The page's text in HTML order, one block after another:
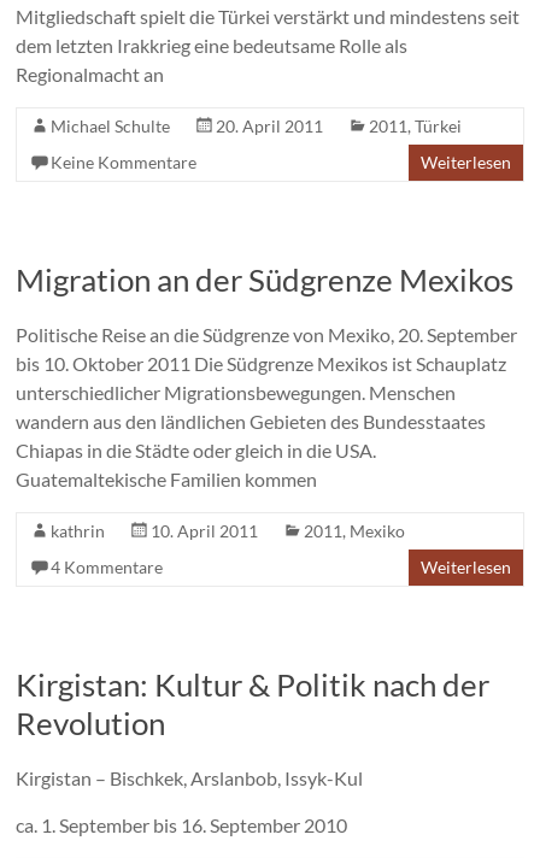
Mitgliedschaft spielt die Türkei verstärkt und mindestens seit
dem letzten Irakkrieg eine bedeutsame Rolle als
Regionalmacht an
Michael Schulte 20. April 2011 2011,Türkei
Keine Kommentare
Weiterlesen
Migration an der Südgrenze Mexikos
Politische Reise an die Südgrenze von Mexiko, 20. September
bis 10. Oktober 2011 Die Süd­grenze Mexikos ist Schauplatz
unterschiedlicher Migrationsbewegungen. Menschen
wandern aus den ländlichen Gebieten des Bundesstaates
Chiapas in die Städte oder gleich in die USA.
Guatemaltekische Familien kommen
kathrin 10. April 2011 2011, Mexiko
4 Kommentare
Weiterlesen
Kirgistan: Kultur & Politik nach der
Revolution
Kirgistan – Bischkek, Arslanbob, Issyk-Kul
ca. 1. September bis 16. September 2010